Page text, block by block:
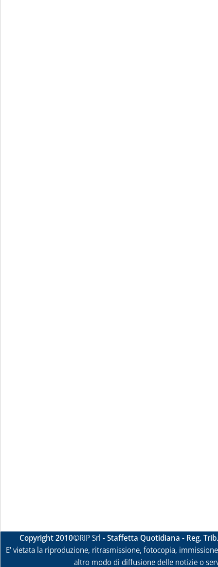
Copyright 2010©RIP Srl -Staffetta Quotidiana - Reg.
E' vietata la riproduzione, ritrasmissione, fotocopia,
altro modo di diffusione delle notizie o